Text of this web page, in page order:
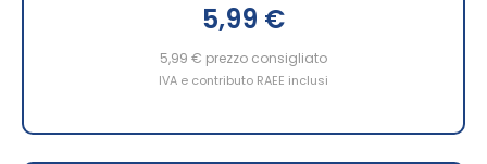
5,99 €
5,99 € prezzo consigliato
IVA e contributo RAEE inclusi